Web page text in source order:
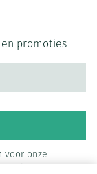
promoties
voor onze